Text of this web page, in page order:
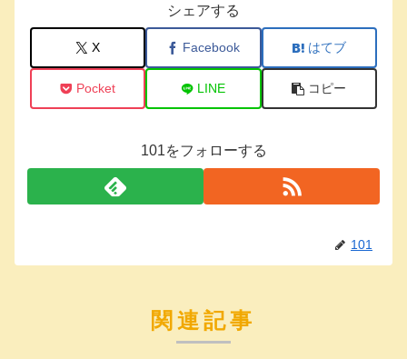
シェアする
X Facebook はてブ
Pocket LINE コピー
101をフォローする
101
関連記事